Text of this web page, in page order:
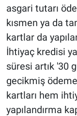
asgari tutarı
kısmen ya da
kartlar da
İhtiyaç kredisi
süresi artık '30
gecikmiş
kartları hem
yapılandırma